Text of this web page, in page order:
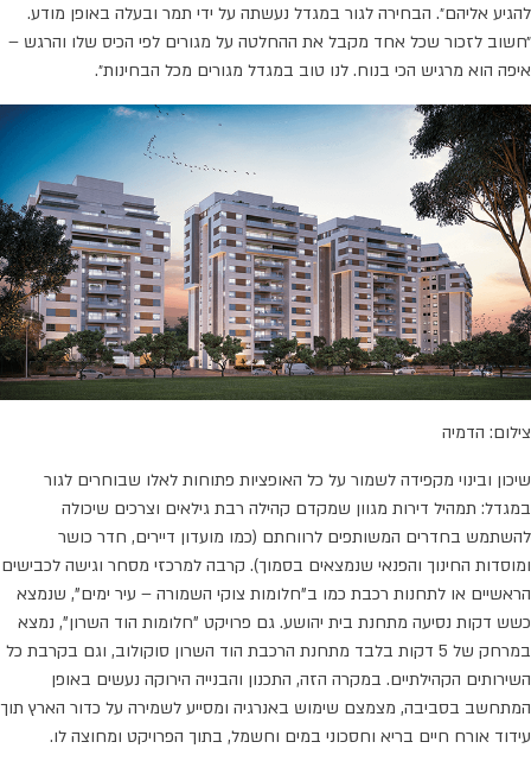
להגיע אליהם״. הבחירה לגור במגדל נעשתה על ידי תמר ובעלה באופן מודע.
״חשוב לזכור שכל אחד מקבל את ההחלטה על מגורים לפי הכיס שלו והרגש –
איפה הוא מרגיש הכי בנוח. לנו טוב במגדל מגורים מכל הבחינות״.
צילום: הדמיה
שיכון ובינוי מקפידה לשמור על כל האופציות פתוחות לאלו שבוחרים לגור
במגדל: תמהיל דירות מגוון שמקדם קהילה רבת גילאים וצרכים שיכולה
להשתמש בחדרים המשותפים לרווחתם (כמו מועדון דיירים, חדר כושר
ומוסדות החינוך והפנאי שנמצאים בסמוך). קרבה למרכזי מסחר וגישה לכבישים
הראשיים או לתחנות רכבת כמו ב"חלומות צוקי השמורה – עיר ימים", שנמצא
כשש דקות נסיעה מתחנת בית יהושע. גם פרויקט "חלומות הוד השרון", נמצא
במרחק של 5 דקות בלבד מתחנת הרכבת הוד השרון סוקולוב, וגם בקרבת כל
השירותים הקהילתיים. במקרה הזה, התכנון והבנייה הירוקה נעשים באופן
המתחשב בסביבה, מצמצם שימוש באנרגיה ומסייע לשמירה על כדור הארץ תוך
עידוד אורח חיים בריא וחסכוני במים וחשמל, בתוך הפרויקט ומחוצה לו.